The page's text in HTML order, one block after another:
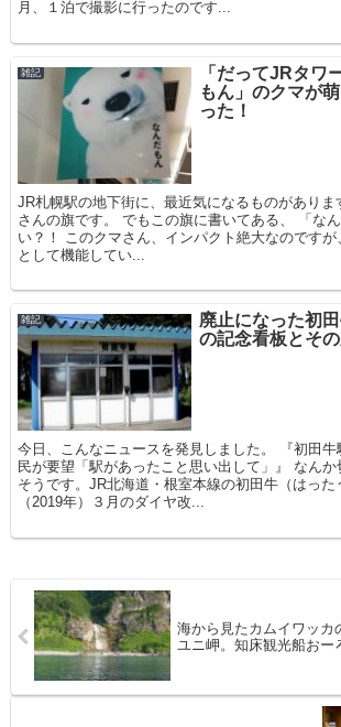
月、１泊で撮影に行ったのです...
雑記
「だってJRタワ
もん」のクマが
った！
JR札幌駅の地下街に、最近気になるものがありま
さんの旗です。 でもこの旗に書いてある、 「な
い？！ このクマさん、インパクト絶大なのです
として機能してい...
雑記
廃止になった初田
の記念看板とそ
今日、こんなニュースを発見しました。 『初田
民が要望「駅があったこと思い出して」』 なんか
そうです。JR北海道・根室本線の初田牛（はった
（2019年）３月のダイヤ改...
海から見たカムイワッカ
ユニ岬。知床観光船おー